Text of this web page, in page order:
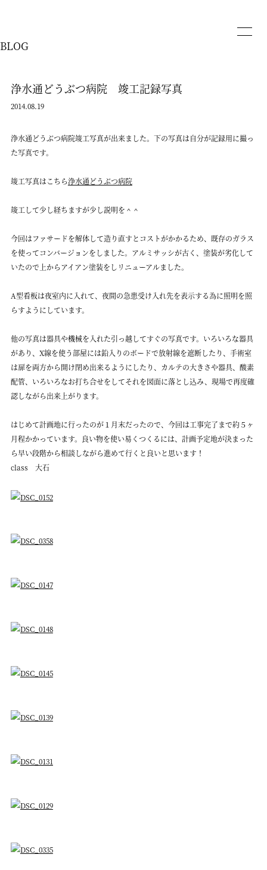
BLOG
浄水通どうぶつ病院 竣工記録写真
2014.08.19
浄水通どうぶつ病院竣工写真が出来ました。下の写真は自分が記録用に撮っ
た写真です。
竣工写真はこちら浄水通どうぶつ病院
竣工して少し経ちますが少し説明を＾＾
今回はファサードを解体して造り直すとコストがかかるため、既存のガラス
を使ってコンバージョンをしました。アルミサッシが古く、塗装が劣化して
いたので上からアイアン塗装をしリニューアルました。
A型看板は夜室内に入れて、夜間の急患受け入れ先を表示する為に照明を照
らすようにしています。
他の写真は器具や機械を入れた引っ越してすぐの写真です。いろいろな器具
があり、X線を使う部屋には鉛入りのボードで放射線を遮断したり、手術室
は扉を両方から開け閉め出来るようにしたり、カルテの大きさや器具、酸素
配管、いろいろなお打ち合せをしてそれを図面に落とし込み、現場で再度確
認しながら出来上がります。
はじめて計画地に行ったのが１月末だったので、今回は工事完了まで約５ヶ
月程かかっています。良い物を使い易くつくるには、計画予定地が決まった
ら早い段階から相談しながら進めて行くと良いと思います！
class 大石